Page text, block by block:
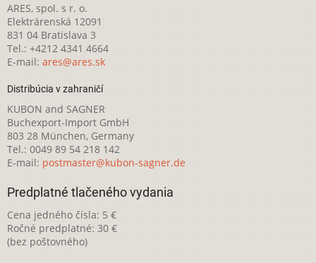
ARES, spol. s r. o.
Elektrárenská 12091
831 04 Bratislava 3
Tel.: +4212 4341 4664
E-mail: ares@ares.sk
Distribúcia v zahraničí
KUBON and SAGNER
Buchexport-Import GmbH
803 28 München, Germany
Tel.: 0049 89 54 218 142
E-mail: postmaster@kubon-sagner.de
Predplatné tlačeného vydania
Cena jedného čísla: 5 €
Ročné predplatné: 30 €
(bez poštovného)